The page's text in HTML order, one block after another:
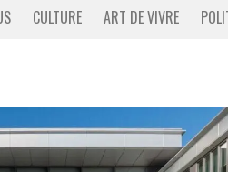
CULTURE ART DE VIVRE